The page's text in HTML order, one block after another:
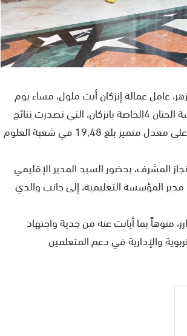
عامل عمالة إنزكان أيت ملول، مساء يوم
الجمعة 19 يونيو 2026 بمكتبه، التلميذة المتفوقة أدمنصور فرح بمؤسسة الحنان 4الخاصة بانزكان، التي تصدرت نتائج
امتحانات الباكالوريا برسم دورة يونيو 2026 على صعيد العمالة، بحصولها على معدل متميز بلغ 19,48 في شعبة العلوم
المشرف، بحضور السيد المدير الإقليمي
مدير المؤسسة التعليمية، إلى جانب والدي
منوهاً بما أبانت عنه من جدية واجتهاد
والإدارية في دعم المتعلمين